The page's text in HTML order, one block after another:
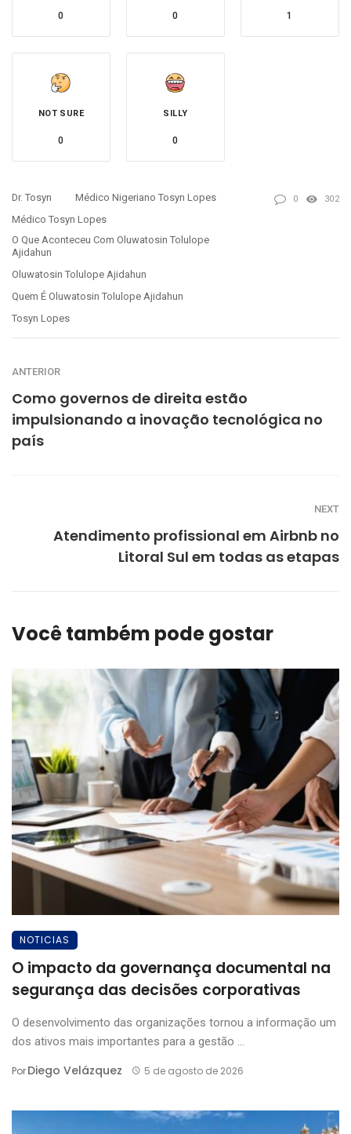
0 0 1
NOT SURE
0
SILLY
0
Dr. Tosyn
Médico Nigeriano Tosyn Lopes
Médico Tosyn Lopes
O Que Aconteceu Com Oluwatosin Tolulope
Ajidahun
Oluwatosin Tolulope Ajidahun
Quem É Oluwatosin Tolulope Ajidahun
Tosyn Lopes
0 302
ANTERIOR
Como governos de direita estão
impulsionando a inovação tecnológica no
país
NEXT
Atendimento profissional em Airbnb no
Litoral Sul em todas as etapas
Você também pode gostar
NOTICIAS
O impacto da governança documental na
segurança das decisões corporativas
O desenvolvimento das organizações tornou a informação um
dos ativos mais importantes para a gestão ...
PorDiego Velázquez 5 de agosto de 2026